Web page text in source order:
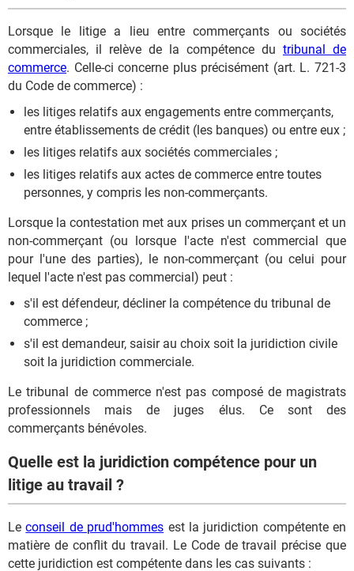
Lorsque le litige a lieu entre commerçants ou sociétés
commerciales, il relève de la compétence du tribunal de
commerce. Celle-ci concerne plus précisément (art. L. 721-3
du Code de commerce) :
les litiges relatifs aux engagements entre commerçants,
entre établissements de crédit (les banques) ou entre eux ;
les litiges relatifs aux sociétés commerciales ;
les litiges relatifs aux actes de commerce entre toutes
personnes, y compris les non-commerçants.
Lorsque la contestation met aux prises un commerçant et un
non-commerçant (ou lorsque l'acte n'est commercial que
pour l'une des parties), le non-commerçant (ou celui pour
lequel l'acte n'est pas commercial) peut :
s'il est défendeur, décliner la compétence du tribunal de
commerce ;
s'il est demandeur, saisir au choix soit la juridiction civile
soit la juridiction commerciale.
Le tribunal de commerce n'est pas composé de magistrats
professionnels mais de juges élus. Ce sont des
commerçants bénévoles.
Quelle est la juridiction compétence pour un
litige au travail ?
Leconseil de prud'hommes est la juridiction compétente en
matière de conflit du travail. Le Code de travail précise que
cette juridiction est compétente dans les cas suivants :